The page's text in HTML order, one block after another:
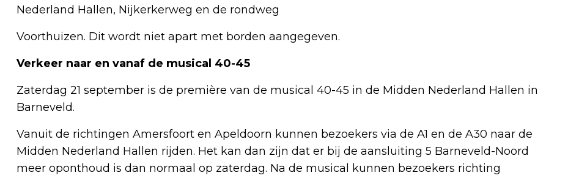
Nederland Hallen, Nijkerkerweg en de rondweg
Voorthuizen. Dit wordt niet apart met borden aangegeven.
Verkeer naar en vanaf de musical 40-45
Zaterdag 21 september is de première van de musical 40-45 in de Midden Nederland Hallen in
Barneveld.
Vanuit de richtingen Amersfoort en Apeldoorn kunnen bezoekers via de A1 en de A30 naar de
Midden Nederland Hallen rijden. Het kan dan zijn dat er bij de aansluiting 5 Barneveld-Noord
meer oponthoud is dan normaal op zaterdag. Na de musical kunnen bezoekers richting